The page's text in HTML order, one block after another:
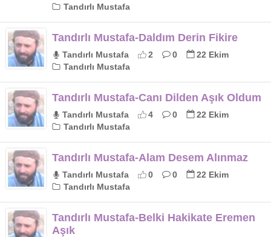
Tandırlı Mustafa
Tandırlı Mustafa-Daldım Derin Fikire
Tandırlı Mustafa 2 0
22 Ekim
Tandırlı Mustafa
Tandırlı Mustafa-Canı Dilden Aşık Oldum
Tandırlı Mustafa 4 0
22 Ekim
Tandırlı Mustafa
Tandırlı Mustafa-Alam Desem Alınmaz
Tandırlı Mustafa 0 0
22 Ekim
Tandırlı Mustafa
Tandırlı Mustafa-Belki Hakikate Eremen
Aşık